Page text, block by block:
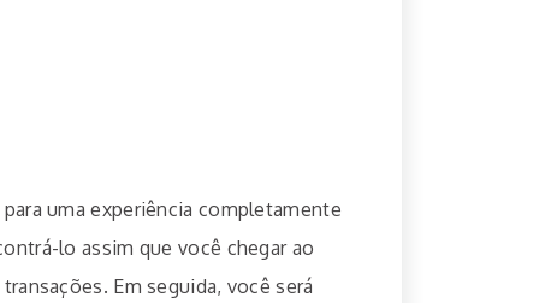
uma experiência completamente
lo assim que você chegar ao
Em seguida, você será